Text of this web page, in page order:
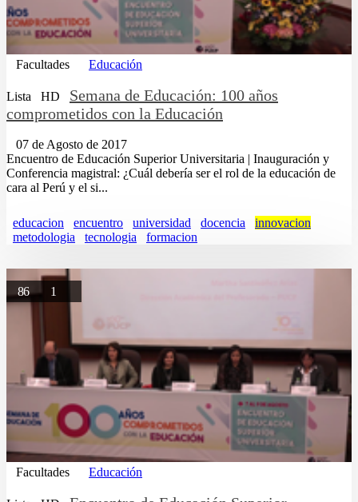
Facultades Educación
Lista HD
Semana de Educación: 100 años
comprometidos con la Educación
07 de Agosto de 2017
Encuentro de Educación Superior Universitaria | Inauguración y
Conferencia magistral: ¿Cuál debería ser el rol de la educación de
cara al Perú y el si...
educacion encuentro universidad docencia
innovacion
metodologia
tecnologia formacion
861
Facultades Educación